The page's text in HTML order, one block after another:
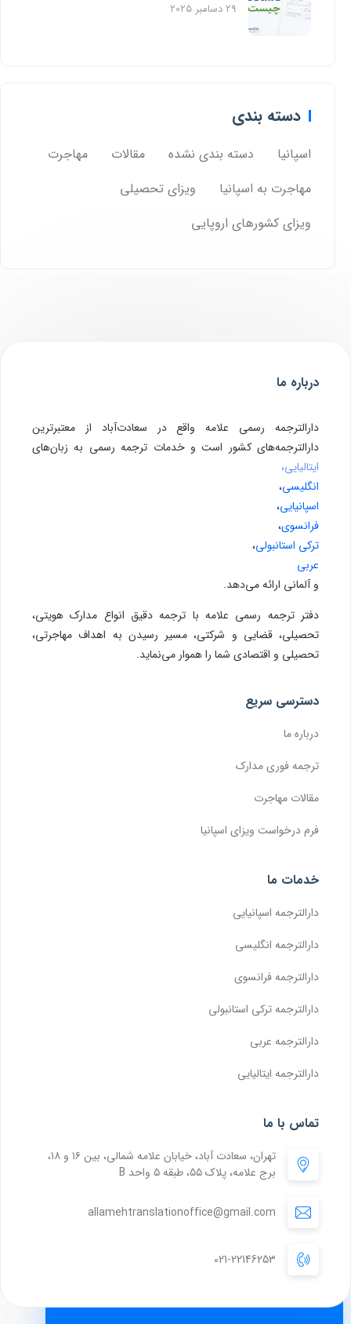
29 دسامبر 2025
دسته بندی
اسپانیا دسته بندی نشده مقالات
مهاجرت
مهاجرت به اسپانیا
ویزای تحصیلی
ویزای کشورهای اروپایی
درباره ما
دارالترجمه رسمی علامه واقع در سعادت‌آباد از معتبرترین
دارالترجمه‌های کشور است و خدمات ترجمه رسمی به زبان‌های
ایتالیایی،
انگلیسی،
اسپانیایی،
فرانسوی،
ترکی استانبولی،
عربی
و آلمانی ارائه می‌دهد.
دفتر ترجمه رسمی علامه با ترجمه دقیق انواع مدارک هویتی،
تحصیلی، قضایی و شرکتی، مسیر رسیدن به اهداف مهاجرتی،
تحصیلی و اقتصادی شما را هموار می‌نماید.
دسترسی سریع
درباره ما
ترجمه فوری مدارک
مقالات مهاجرت
فرم درخواست ویزای اسپانیا
خدمات ما
دارالترجمه اسپانیایی
دارالترجمه انگلیسی
دارالترجمه فرانسوی
دارالترجمه ترکی استانبولی
دارالترجمه عربی
دارالترجمه ایتالیایی
تماس با ما
تهران، سعادت آباد، خیابان علامه شمالی، بین ۱۶ و ۱۸،
برج علامه، پلاک ۵۵، طبقه ۵ واحد B
allamehtranslationoffice@gmail.com
021-22146253